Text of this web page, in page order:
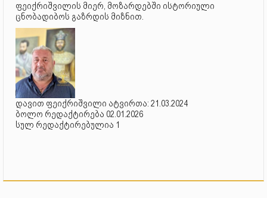
ფეიქრიშვილის მიერ, მოზარდებში ისტორიული
ცნობადიბოს გაზრდის მიზნით.
დავით ფეიქრიშვილი ატვირთა: 21.03.2024
ბოლო რედაქტირება 02.01.2026
სულ რედაქტირებულია 1